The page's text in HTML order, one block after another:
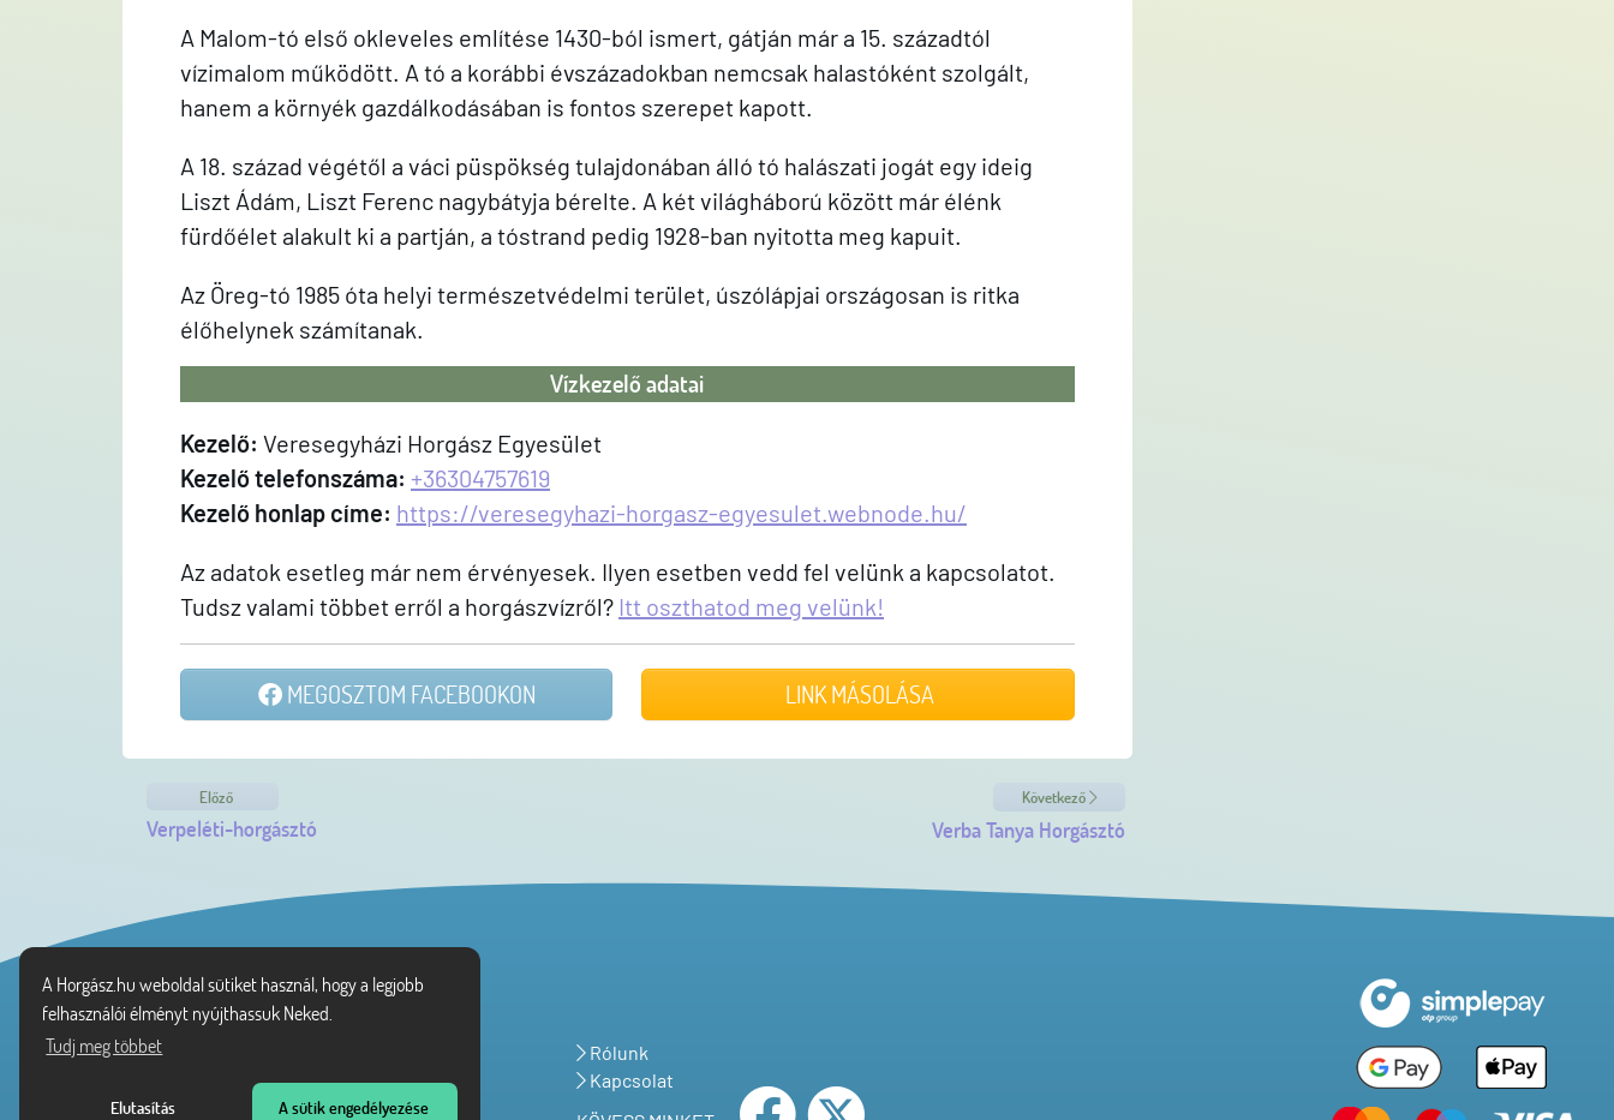
A Horgász.hu weboldal sütiket használ, hogy a legjobb
felhasználói élményt nyújthassuk Neked.
Tudj meg többet
Elutasítás A sütik engedélyezése
A Malom-tó első okleveles említése 1430-ból ismert, gátján már a 15. századtól
vízimalom működött. A tó a korábbi évszázadokban nemcsak halastóként szolgált,
hanem a környék gazdálkodásában is fontos szerepet kapott.
A 18. század végétől a váci püspökség tulajdonában álló tó halászati jogát egy ideig
Liszt Ádám, Liszt Ferenc nagybátyja bérelte. A két világháború között már élénk
fürdőélet alakult ki a partján, a tóstrand pedig 1928-ban nyitotta meg kapuit.
Az Öreg-tó 1985 óta helyi természetvédelmi terület, úszólápjai országosan is ritka
élőhelynek számítanak.
Vízkezelő adatai
Kezelő: Veresegyházi Horgász Egyesület
Kezelő telefonszáma: +36304757619
Kezelő honlap címe: https://veresegyhazi-horgasz-egyesulet.webnode.hu/
Az adatok esetleg már nem érvényesek. Ilyen esetben vedd fel velünk a kapcsolatot.
Tudsz valami többet erről a horgászvízről? Itt oszthatod meg velünk!
MEGOSZTOM FACEBOOKON LINK MÁSOLÁSA
Előző
Verpeléti-horgásztó
Következő
Verba Tanya Horgásztó
Vásárlói tájékoztató
Adatvédelmi tájékoztató
Felhasználási feltételek
Rólunk
Kapcsolat